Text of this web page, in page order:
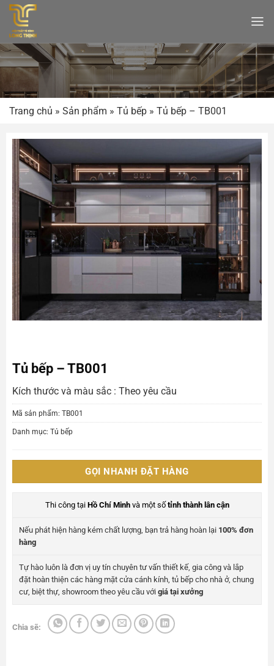
Bỏ
qua
nội
dung
Trang chủ » Sản phẩm » Tủ bếp » Tủ bếp – TB001
Tủ bếp – TB001
Kích thước và màu sắc : Theo yêu cầu
Mã sản phẩm: TB001
Danh mục: Tủ bếp
GỌI NHANH ĐẶT HÀNG
Thi công tại Hồ Chí Minhvà một số tỉnh thành lân cận
Nếu phát hiện hàng kém chất lượng, bạn trả hàng hoàn lại 100% đơn
hàng
Tự hào luôn là đơn vị uy tín chuyên tư vấn thiết kế, gia công và lắp
đặt hoàn thiện các hàng mặt cửa cánh kính, tủ bếp cho nhà ở, chung
cư, biệt thự, showroom theo yêu cầu với giá tại xưởng
Chia sẽ: